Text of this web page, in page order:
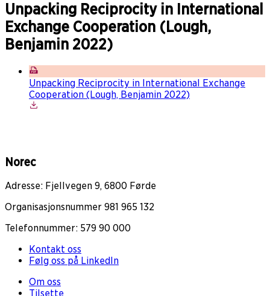
Unpacking Reciprocity in International
Exchange Cooperation (Lough,
Benjamin 2022)
Unpacking Reciprocity in International Exchange
Cooperation (Lough, Benjamin 2022)
Norec
Adresse: Fjellvegen 9, 6800 Førde
Organisasjonsnummer 981 965 132
Telefonnummer: 579 90 000
Kontakt oss
Følg oss på LinkedIn
Om oss
Tilsette